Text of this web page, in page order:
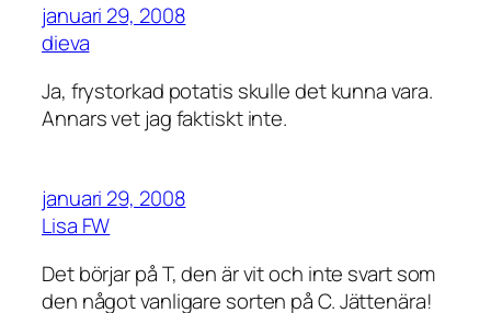
januari 29, 2008
dieva
Ja, frystorkad potatis skulle det kunna vara.
Annars vet jag faktiskt inte.
januari 29, 2008
Lisa FW
Det börjar på T, den är vit och inte svart som
den något vanligare sorten på C. Jättenära!